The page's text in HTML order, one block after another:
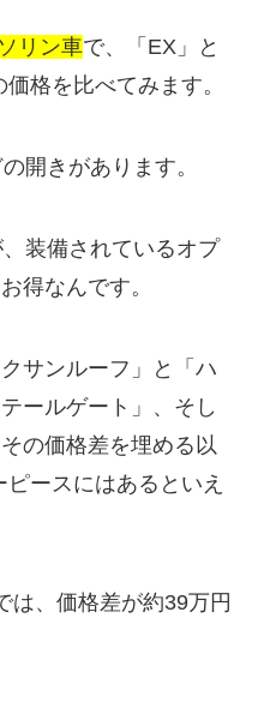
リン車で、「EX」と
格を比べてみます。
開きがあります。
装備されているオプ
得なんです。
サンルーフ」と「ハ
ールゲート」、そし
の価格差を埋める以
ピースにはあるといえ
は、価格差が約39万円